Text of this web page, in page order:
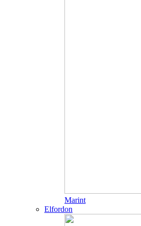
Marint
Elfordon